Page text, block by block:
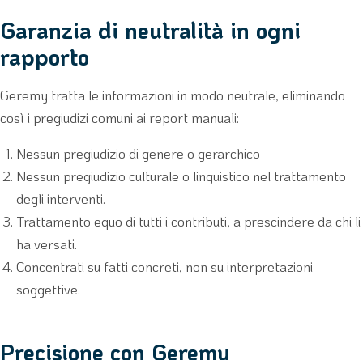
Garanzia di neutralità in ogni
rapporto
Geremy tratta le informazioni in modo neutrale, eliminando
così i pregiudizi comuni ai report manuali:
Nessun pregiudizio di genere o gerarchico
Nessun pregiudizio culturale o linguistico nel trattamento
degli interventi.
Trattamento equo di tutti i contributi, a prescindere da chi li
ha versati.
Concentrati su fatti concreti, non su interpretazioni
soggettive.
Precisione con Geremy